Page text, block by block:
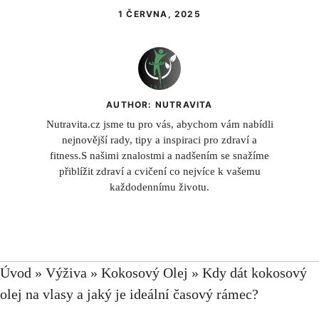
1 ČERVNA, 2025
AUTHOR: NUTRAVITA
Nutravita.cz jsme tu pro vás, abychom vám nabídli
nejnovější rady, tipy a inspiraci pro zdraví a
fitness.S našimi znalostmi a nadšením se snažíme
přiblížit zdraví a cvičení co nejvíce k vašemu
každodennímu životu.
Úvod » Výživa » Kokosový Olej » Kdy dát kokosový
olej na vlasy a jaký je ideální časový rámec?